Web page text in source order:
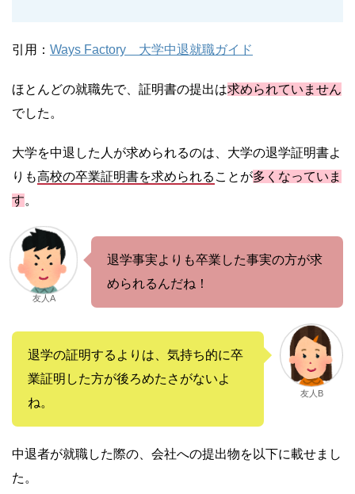
引用： Ways Factory 大学中退就職ガイド
ほとんどの就職先で、証明書の提出は求められていません
でした。
大学を中退した人が求められるのは、大学の退学証明書よ
りも高校の卒業証明書を求められる ことが多くなっていま
す。
友人A
退学事実よりも卒業した事実の方が求
められるんだね！
退学の証明するよりは、気持ち的に卒
業証明した方が後ろめたさがないよ
ね。
友人B
中退者が就職した際の、会社への提出物を以下に載せまし
た。